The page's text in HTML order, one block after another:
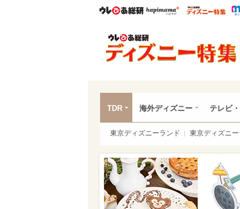
ウレぴあ総研ハピママ*
TDR 海外ディズニー テレビ
東京ディズニーランド 東京ディズニー